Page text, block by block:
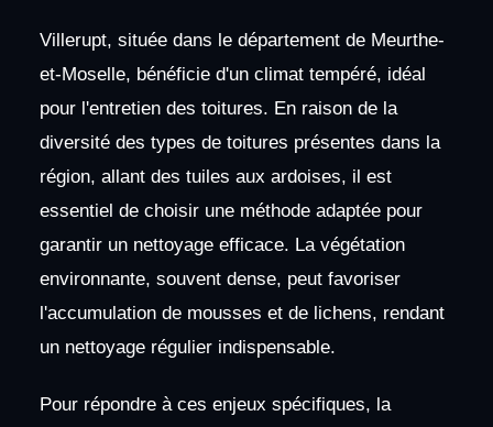
Villerupt, située dans le département de Meurthe-
et-Moselle, bénéficie d'un climat tempéré, idéal
pour l'entretien des toitures. En raison de la
diversité des types de toitures présentes dans la
région, allant des tuiles aux ardoises, il est
essentiel de choisir une méthode adaptée pour
garantir un nettoyage efficace. La végétation
environnante, souvent dense, peut favoriser
l'accumulation de mousses et de lichens, rendant
un nettoyage régulier indispensable.
Pour répondre à ces enjeux spécifiques, la